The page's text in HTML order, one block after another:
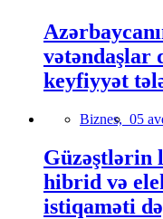
vətəndaşlar
keyfiyyət
Biznes, 05
Güzəştlərin
hibrid və
istiqaməti